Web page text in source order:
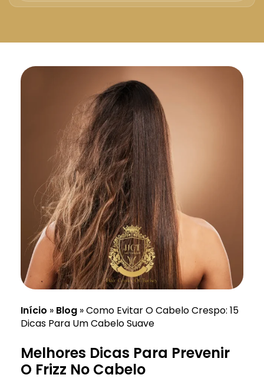
Svenska
Início » Blog »Como Evitar O Cabelo Crespo: 15
Dicas Para Um Cabelo Suave
Melhores Dicas Para Prevenir
O Frizz No Cabelo